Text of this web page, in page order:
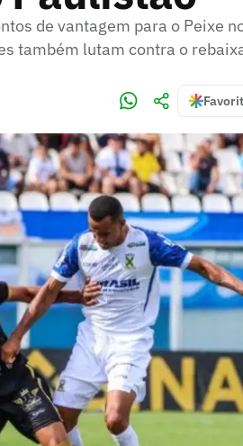
de vantagem para o Peixe
também lutam contra o